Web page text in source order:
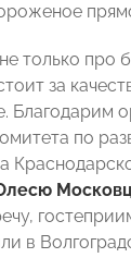
только про
за
Благодарим
по
в